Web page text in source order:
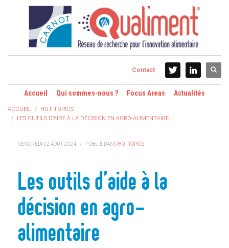
Contact
Accueil Qui sommes-nous ? Focus Areas Actualités
ACCUEIL
HOT TOPICS
LES OUTILS D’AIDE À LA DÉCISION EN AGRO-ALIMENTAIRE
VENDREDI 02 AOÛT 2024 / PUBLIÉ DANS HOT TOPICS
Les outils d’aide à la
décision en agro-
alimentaire